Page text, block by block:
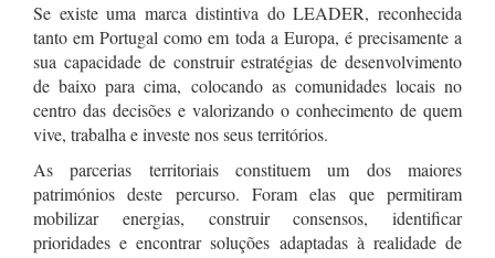
Se existe uma marca distintiva do LEADER, reconhecida
tanto em Portugal como em toda a Europa, é precisamente a
sua capacidade de construir estratégias de desenvolvimento
de baixo para cima, colocando as comunidades locais no
centro das decisões e valorizando o conhecimento de quem
vive, trabalha e investe nos seus territórios.
As parcerias territoriais constituem um dos maiores
patrimónios deste percurso. Foram elas que permitiram
mobilizar energias, construir consensos, identificar
prioridades e encontrar soluções adaptadas à realidade de